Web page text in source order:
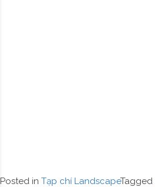
Posted in Tạp chí LandscapeTagged